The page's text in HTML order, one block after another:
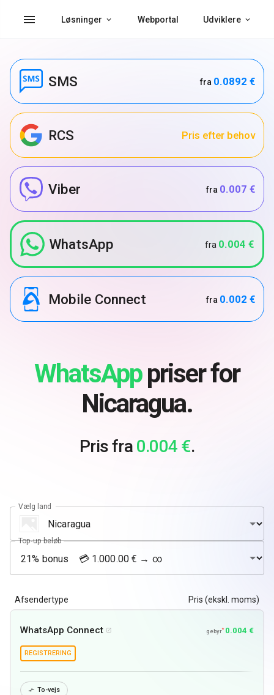
menu Løsninger Webportal Udviklere
SMS fra 0.0892 €
RCS Pris efter behov
Viber fra 0.007 €
WhatsApp fra 0.004 €
Mobile Connect fra 0.002 €
WhatsApppriser for
Nicaragua.
Pris fra 0.004 €.
Vælg land
Top-up beløb
Afsendertype Pris (ekskl. moms)
WhatsApp Connect  gebyr* 0.004 €
REGISTRERING
 To-vejs